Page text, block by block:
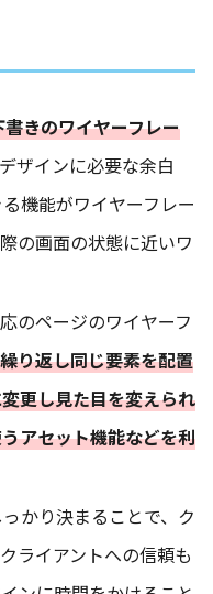
きのワイヤーフレー
ザインに必要な余白
機能がワイヤーフレー
の画面の状態に近いワ
のページのワイヤーフ
繰り返し同じ要素を配置
更し見た目を変えられ
アセット機能などを利
かり決まることで、ク
ライアントへの信頼も